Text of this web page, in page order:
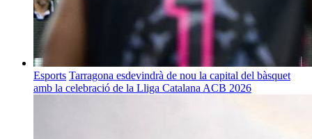
Esports Tarragona esdevindrà de nou la capital del bàsquet
amb la celebració de la Lliga Catalana ACB 2026